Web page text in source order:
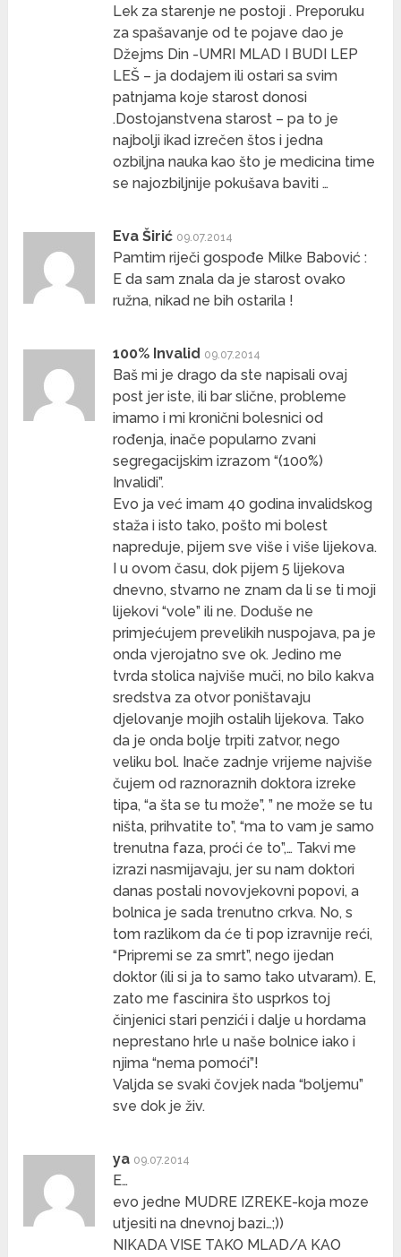
Lek za starenje ne postoji . Preporuku
za spašavanje od te pojave dao je
Džejms Din -UMRI MLAD I BUDI LEP
LEŠ – ja dodajem ili ostari sa svim
patnjama koje starost donosi
.Dostojanstvena starost – pa to je
najbolji ikad izrečen štos i jedna
ozbiljna nauka kao što je medicina time
se najozbiljnije pokušava baviti …
Eva Širić 09.07.2014
Pamtim riječi gospođe Milke Babović :
E da sam znala da je starost ovako
ružna, nikad ne bih ostarila !
100% Invalid 09.07.2014
Baš mi je drago da ste napisali ovaj
post jer iste, ili bar slične, probleme
imamo i mi kronični bolesnici od
rođenja, inače popularno zvani
segregacijskim izrazom “(100%)
Invalidi”.
Evo ja već imam 40 godina invalidskog
staža i isto tako, pošto mi bolest
napreduje, pijem sve više i više lijekova.
I u ovom času, dok pijem 5 lijekova
dnevno, stvarno ne znam da li se ti moji
lijekovi “vole” ili ne. Doduše ne
primjećujem prevelikih nuspojava, pa je
onda vjerojatno sve ok. Jedino me
tvrda stolica najviše muči, no bilo kakva
sredstva za otvor poništavaju
djelovanje mojih ostalih lijekova. Tako
da je onda bolje trpiti zatvor, nego
veliku bol. Inače zadnje vrijeme najviše
čujem od raznoraznih doktora izreke
tipa, “a šta se tu može”, ” ne može se tu
ništa, prihvatite to”, “ma to vam je samo
trenutna faza, proći će to”,… Takvi me
izrazi nasmijavaju, jer su nam doktori
danas postali novovjekovni popovi, a
bolnica je sada trenutno crkva. No, s
tom razlikom da će ti pop izravnije reći,
“Pripremi se za smrt”, nego ijedan
doktor (ili si ja to samo tako utvaram). E,
zato me fascinira što usprkos toj
činjenici stari penzići i dalje u hordama
neprestano hrle u naše bolnice iako i
njima “nema pomoći”!
Valjda se svaki čovjek nada “boljemu”
sve dok je živ.
ya 09.07.2014
E…
evo jedne MUDRE IZREKE-koja moze
utjesiti na dnevnoj bazi…;))
NIKADA VISE TAKO MLAD/A KAO